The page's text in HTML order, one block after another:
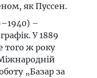
як Пуссен.
–
У 1889
того ж року
„Базар за